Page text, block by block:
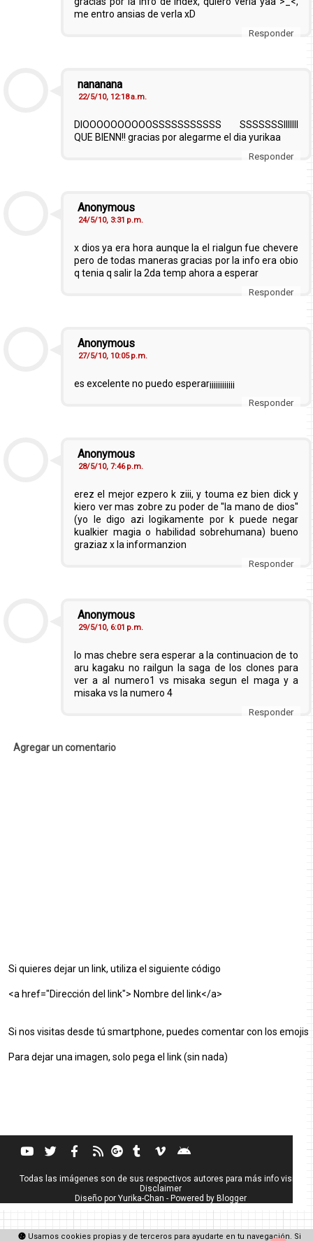
me entro ansias de verla xD
Responder
nananana
22/5/10, 12:18 a.m.
DIOOOOOOOOOOSSSSSSSSSSS SSSSSSSIIIIIII
QUE BIENN!! gracias por alegarme el dia yurikaa
Responder
Anonymous
24/5/10, 3:31 p.m.
x dios ya era hora aunque la el rialgun fue chevere
pero de todas maneras gracias por la info era obio
q tenia q salir la 2da temp ahora a esperar
Responder
Anonymous
27/5/10, 10:05 p.m.
es excelente no puedo esperar¡¡¡¡¡¡¡¡¡¡¡¡
Responder
Anonymous
28/5/10, 7:46 p.m.
erez el mejor ezpero k ziii, y touma ez bien dick y
kiero ver mas zobre zu poder de ''la mano de dios''
(yo le digo azi logikamente por k puede negar
kualkier magia o habilidad sobrehumana) bueno
graziaz x la informanzion
Responder
Anonymous
29/5/10, 6:01 p.m.
lo mas chebre sera esperar a la continuacion de to
aru kagaku no railgun la saga de los clones para
ver a al numero1 vs misaka segun el maga y a
misaka vs la numero 4
Responder
Agregar un comentario
Si quieres dejar un link, utiliza el siguiente código
<a href="Dirección del link"> Nombre del link</a>
Si nos visitas desde tú smartphone, puedes comentar con los emojis
Para dejar una imagen, solo pega el link (sin nada)
Todas las imágenes son de sus respectivos autores para más info visita
Disclaimer
Diseño por Yurika-Chan - Powered by Blogger
Usamos cookies propias y de terceros para ayudarte en tu navegación. Si